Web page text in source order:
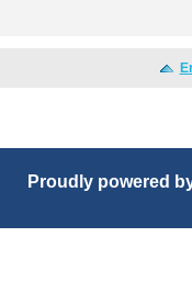
Proudly powered